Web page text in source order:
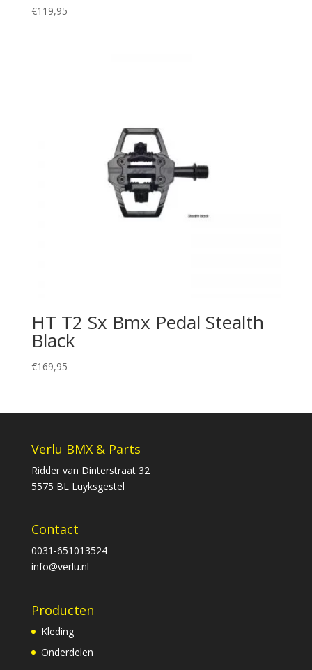
€119,95
HT T2 Sx Bmx Pedal Stealth
Black
€169,95
Verlu BMX & Parts
Ridder van Dinterstraat 32
5575 BL Luyksgestel
Contact
0031-651013524
info@verlu.nl
Producten
Kleding
Onderdelen